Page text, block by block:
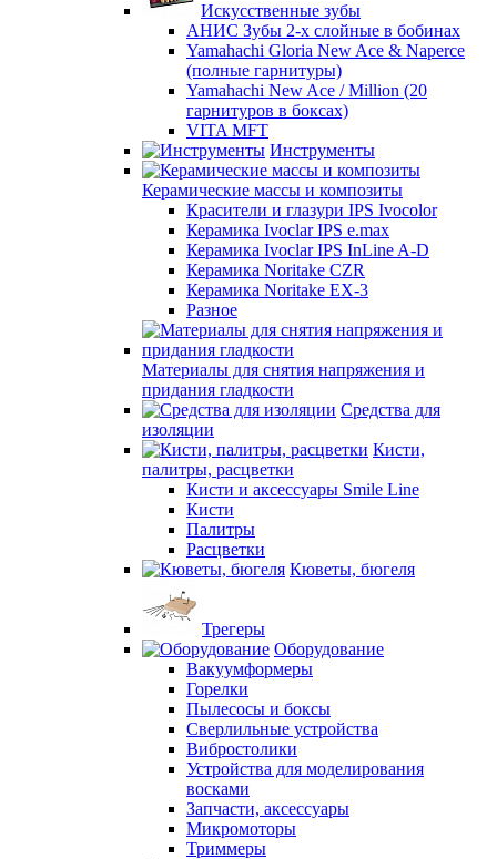
Искусственные зубы
АНИС Зубы 2-х слойные в бобинах
Yamahachi Gloria New Ace & Naperce
(полные гарнитуры)
Yamahachi New Ace / Million (20
гарнитуров в боксах)
VITA MFT
Инструменты
Керамические массы и композиты
Красители и глазури IPS Ivocolor
Керамика Ivoclar IPS e.max
Керамика Ivoclar IPS InLine A-D
Керамика Noritake CZR
Керамика Noritake EX-3
Разное
Материалы для снятия напряжения и
придания гладкости
Средства для
изоляции
Кисти,
палитры, расцветки
Кисти и аксессуары Smile Line
Кисти
Палитры
Расцветки
Кюветы, бюгеля
Трегеры
Оборудование
Вакуумформеры
Горелки
Пылесосы и боксы
Сверлильные устройства
Вибростолики
Устройства для моделирования
восками
Запчасти, аксессуары
Микромоторы
Триммеры